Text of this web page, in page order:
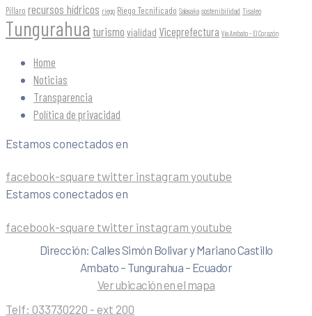
Píllaro recursos hídricos riego Riego Tecnificado Salasaka sostenibilidad Tisaleo
Tungurahua turismo vialidad Viceprefectura Vía Ambato - El Corazón
Home
Noticias
Transparencia
Política de privacidad
Estamos conectados en
facebook-square twitter instagram youtube
Estamos conectados en
facebook-square twitter instagram youtube
Dirección: Calles Simón Bolivar y Mariano Castillo
Ambato – Tungurahua – Ecuador
Ver ubicación en el mapa
Telf: 033730220 - ext 200